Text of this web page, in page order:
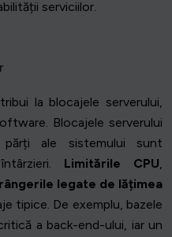
serviciilor.
la blocajele serverului,
Blocajele serverului
ale sistemului sunt
Limitările CPU,
legate de lățimea
tipice. De exemplu, bazele
a back-end-ului, iar un